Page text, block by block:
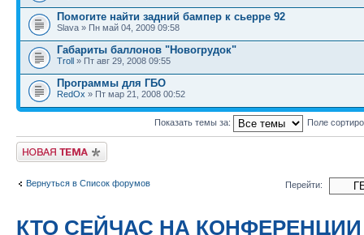
Помогите найти задний бампер к сьерре 92
Slava » Пн май 04, 2009 09:58
Габариты баллонов "Новогрудок"
Troll » Пт авг 29, 2008 09:55
Программы для ГБО
RedOx » Пт мар 21, 2008 00:52
Показать темы за: Поле
Новая тема
Вернуться в Список форумов Перейти:
КТО СЕЙЧАС НА КОНФЕРЕНЦИИ